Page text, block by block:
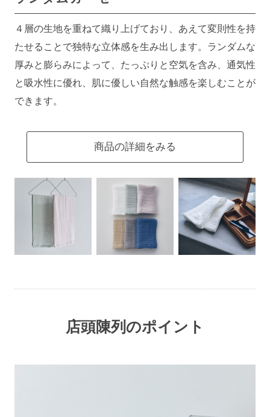
４層の生地を重ねて織り上げており、あえて変則性を持
たせることで独特な立体感を生み出します。ランダムな
厚みと膨らみによって、たっぷりと空気を含み、通気性
と吸水性に優れ、肌に優しい自然な触感を楽しむことが
できます。
商品の詳細をみる
店頭陳列のポイント